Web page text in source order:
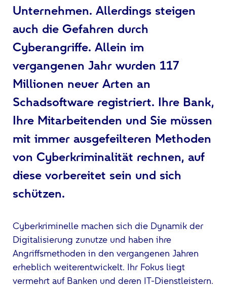
Unternehmen. Allerdings steigen
auch die Gefahren durch
Cyberangriffe. Allein im
vergangenen Jahr wurden 117
Millionen neuer Arten an
Schadsoftware registriert. Ihre Bank,
Ihre Mitarbeitenden und Sie müssen
mit immer ausgefeilteren Methoden
von Cyberkriminalität rechnen, auf
diese vorbereitet sein und sich
schützen.
Cyberkriminelle machen sich die Dynamik der
Digitalisierung zunutze und haben ihre
Angriffsmethoden in den vergangenen Jahren
erheblich weiterentwickelt. Ihr Fokus liegt
vermehrt auf Banken und deren IT-Dienstleistern.